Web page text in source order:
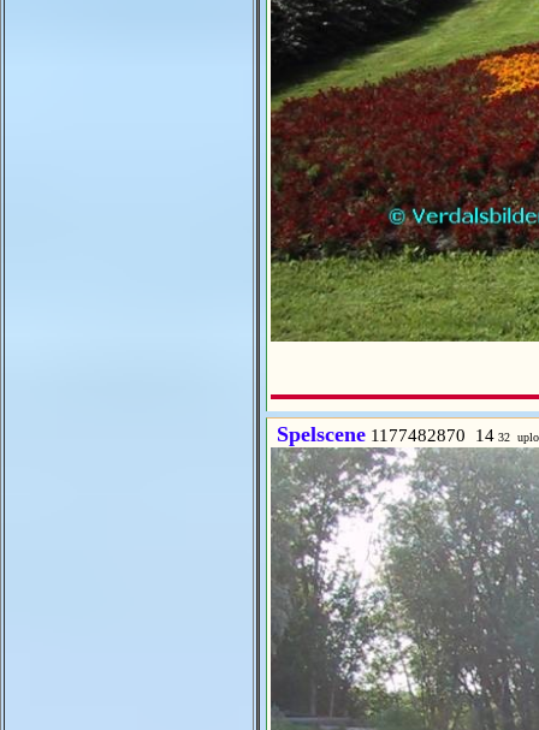
Spelscene 1177482870 14 32